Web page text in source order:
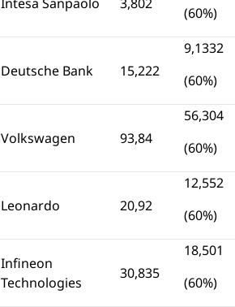
(60%)
Deutsche Bank 15,222
9,1332
(60%)
Volkswagen 93,84
56,304
(60%)
Leonardo 20,92
12,552
(60%)
Infineon
Technologies
30,835
18,501
(60%)